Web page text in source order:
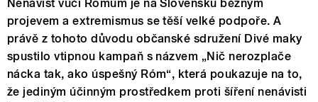
Nenávist vůči Romům je na Slovensku běžným
projevem a extremismus se těší velké podpoře. A
právě z tohoto důvodu občanské sdružení Divé maky
spustilo vtipnou kampaň s názvem „Nič nerozplače
nácka tak, ako úspešný Róm“, která poukazuje na to,
že jediným účinným prostředkem proti šíření nenávisti